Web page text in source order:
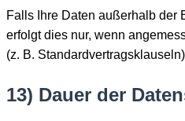
Falls Ihre Daten außerhalb der
erfolgt dies nur, wenn
(z. B.
13) Dauer der